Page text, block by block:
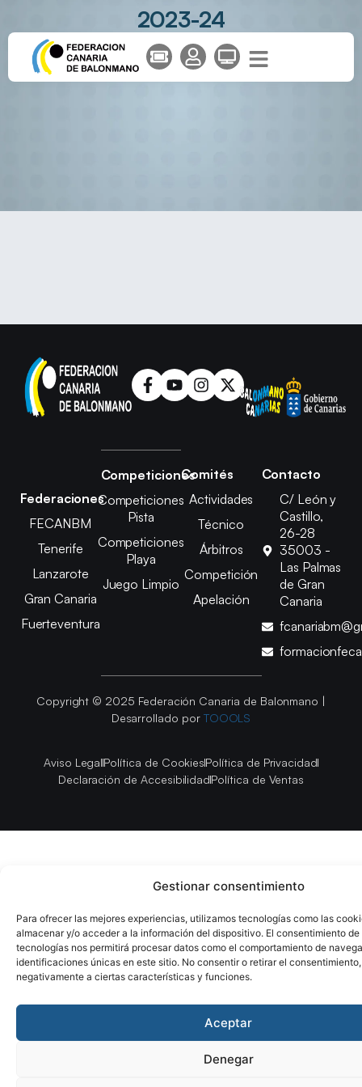
Gestionar consentimiento
Para ofrecer las mejores experiencias, utilizamos tecnologías como las
almacenar y/o acceder a la información del dispositivo. El consentimiento de
tecnologías nos permitirá procesar datos como el comportamiento de
identificaciones únicas en este sitio. No consentir o retirar el
negativamente a ciertas características y funciones.
Aceptar
Denegar
2023-24
Federaciones
FECANBM
Tenerife
Lanzarote
Gran Canaria
Fuerteventura
Competiciones
Competiciones
Pista
Competiciones
Playa
Juego Limpio
Comités
Actividades
Técnico
Árbitros
Competición
Apelación
Contacto
C/ León y
Castillo,
26-28
35003 -
Las Palmas
de Gran
Canaria
Copyright © 2025 Federación Canaria de Balonmano |
Desarrollado por TOOOLS
Aviso LegalPolítica de CookiesPolítica de Privacidad
Declaración de AccesibilidadPolítica de Ventas